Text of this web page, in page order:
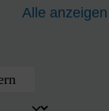
Alle anzeigen